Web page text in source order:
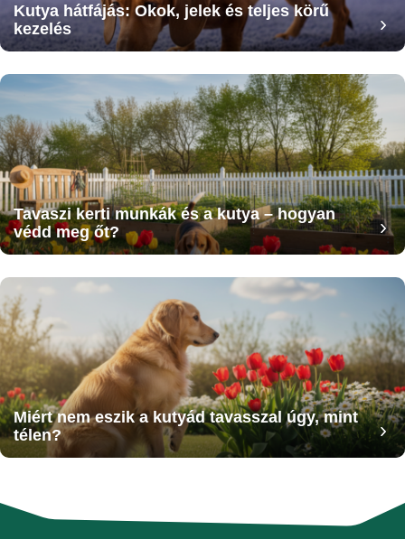
Kutya hátfájás: Okok, jelek és teljes körű
kezelés
Tavaszi kerti munkák és a kutya – hogyan
védd meg őt?
Miért nem eszik a kutyád tavasszal úgy, mint
télen?